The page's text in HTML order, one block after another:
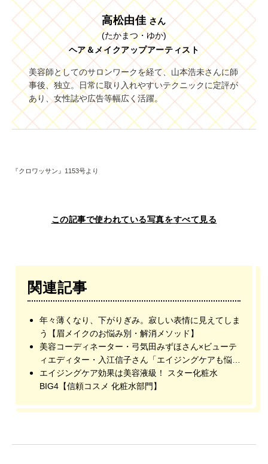
高松由佳 さん
(たかまつ・ゆか)
ヘア＆メイクアップアーティスト
美容師としてのサロンワークを経て、山本浩未さんに師
事後、独立。日常に取り入れやすいテクニックに定評が
あり、女性誌や広告等幅広く活躍。
『クロワッサン』1153号より
この記事で使われている写真をすべて見る
関連記事
年々薄くなり、下がりぎみ。寂しい表情に見えてしま
う【眉メイクのお悩み別・解消メソッド】
美容コーディネーター・弓気田みずほさん×ビューテ
ィエディター・入江信子さん「エイジングケアも悩み
改善も。化粧水の進化が止まらない！」【信頼コスメ
化粧水部門】
エイジングケア効果は美容液級！ スター化粧水
BIG4【信頼コスメ 化粧水部門】